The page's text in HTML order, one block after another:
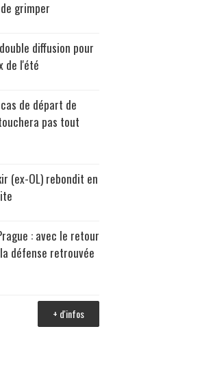
grimper
diffusion pour
de l'été
de départ de
pas tout
(ex-OL) rebondit en
: avec le retour
défense retrouvée
+ d'infos